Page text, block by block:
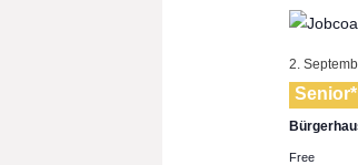
2.
Free